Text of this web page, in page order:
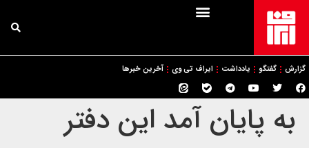
گزارش گفتگو یادداشت ایراف تی وی آخرین خبرها
به پایان آمد این دفتر